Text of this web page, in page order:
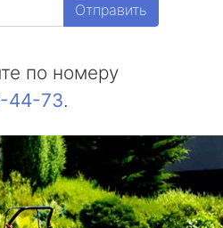
Отправить
по номеру
44-73.